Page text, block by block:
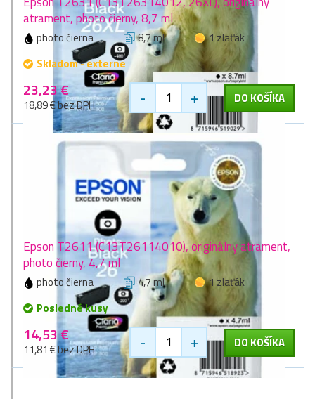
atrament, photo čierny, 8,7 ml
photo čierna 8,7 ml
1 zlaťák
Skladom - externe
23,23 €
18,89 € bez DPH - + DO KOŠÍKA
Epson T2611 (C13T26114010), originálny atrament,
photo čierny, 4,7 ml
photo čierna 4,7 ml
1 zlaťák
Posledné kusy
14,53 €
11,81 € bez DPH - + DO KOŠÍKA